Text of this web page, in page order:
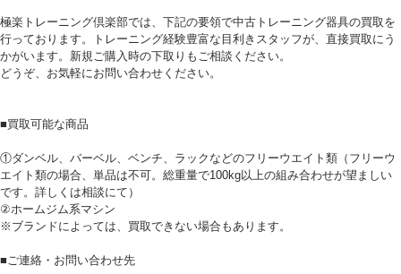
極楽トレーニング倶楽部では、下記の要領で中古トレーニング器具の買取を
行っております。トレーニング経験豊富な目利きスタッフが、直接買取にう
かがいます。新規ご購入時の下取りもご相談ください。
どうぞ、お気軽にお問い合わせください。
■買取可能な商品
①ダンベル、バーベル、ベンチ、ラックなどのフリーウエイト類（フリーウ
エイト類の場合、単品は不可。総重量で100kg以上の組み合わせが望ましい
です。詳しくは相談にて）
②ホームジム系マシン
※ブランドによっては、買取できない場合もあります。
■ご連絡・お問い合わせ先